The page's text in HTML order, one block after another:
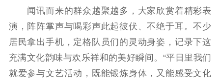
电影
服务
理论宣讲
共建共享平台
政工继续教育学
习平台
责任编辑注册
业务申报系统
闻讯而来的群众越聚越多，大家欣赏着精彩表
演，阵阵掌声与喝彩声此起彼伏、不绝于耳。不少
居民拿出手机，定格队员们的灵动身姿，记录下这
充满文化韵味与欢乐祥和的美好瞬间。“平日里我们
就爱参与文艺活动，既能锻炼身体，又能感受文化